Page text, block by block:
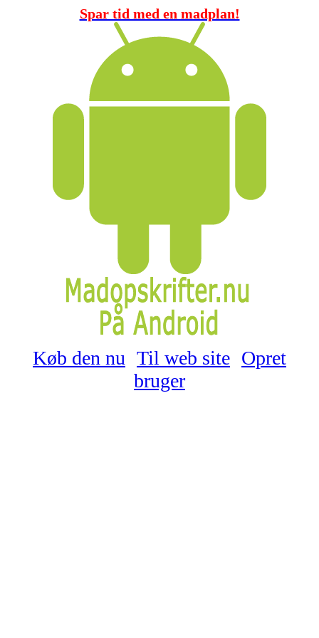
Spar tid med en madplan!
Køb den nu Til web site Opret
bruger